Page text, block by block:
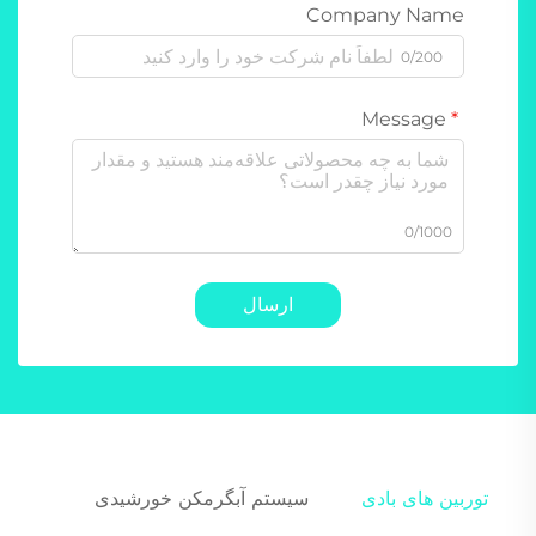
Company Name
0/200
0/1000
ارسال
توربین های بادی سیستم آبگرمکن خورشیدی